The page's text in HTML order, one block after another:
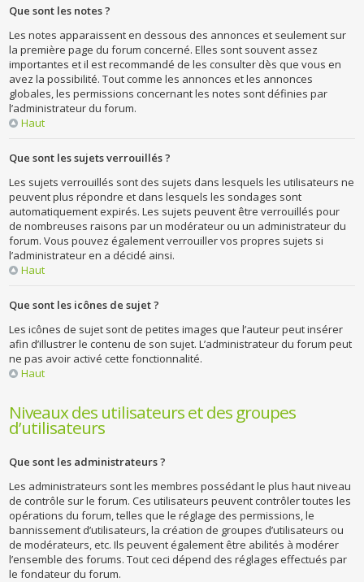
Que sont les notes ?
Les notes apparaissent en dessous des annonces et seulement sur
la première page du forum concerné. Elles sont souvent assez
importantes et il est recommandé de les consulter dès que vous en
avez la possibilité. Tout comme les annonces et les annonces
globales, les permissions concernant les notes sont définies par
l’administrateur du forum.
Haut
Que sont les sujets verrouillés ?
Les sujets verrouillés sont des sujets dans lesquels les utilisateurs ne
peuvent plus répondre et dans lesquels les sondages sont
automatiquement expirés. Les sujets peuvent être verrouillés pour
de nombreuses raisons par un modérateur ou un administrateur du
forum. Vous pouvez également verrouiller vos propres sujets si
l’administrateur en a décidé ainsi.
Haut
Que sont les icônes de sujet ?
Les icônes de sujet sont de petites images que l’auteur peut insérer
afin d’illustrer le contenu de son sujet. L’administrateur du forum peut
ne pas avoir activé cette fonctionnalité.
Haut
Niveaux des utilisateurs et des groupes
d’utilisateurs
Que sont les administrateurs ?
Les administrateurs sont les membres possédant le plus haut niveau
de contrôle sur le forum. Ces utilisateurs peuvent contrôler toutes les
opérations du forum, telles que le réglage des permissions, le
bannissement d’utilisateurs, la création de groupes d’utilisateurs ou
de modérateurs, etc. Ils peuvent également être abilités à modérer
l’ensemble des forums. Tout ceci dépend des réglages effectués par
le fondateur du forum.